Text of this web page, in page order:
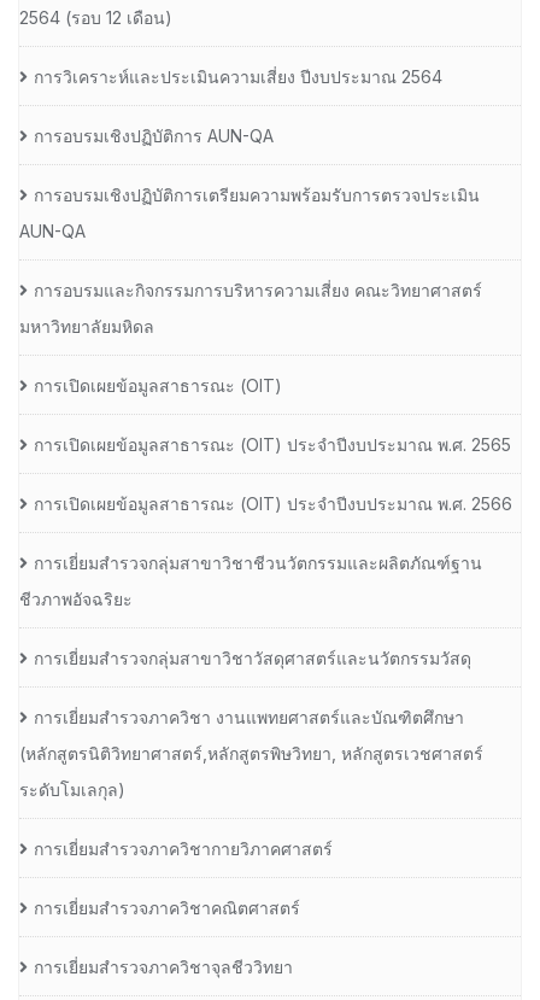
2564 (รอบ 12 เดือน)
การวิเคราะห์และประเมินความเสี่ยง ปีงบประมาณ 2564
การอบรมเชิงปฏิบัติการ AUN-QA
การอบรมเชิงปฏิบัติการเตรียมความพร้อมรับการตรวจประเมิน
AUN-QA
การอบรมและกิจกรรมการบริหารความเสี่ยง คณะวิทยาศาสตร์
มหาวิทยาลัยมหิดล
การเปิดเผยข้อมูลสาธารณะ (OIT)
การเปิดเผยข้อมูลสาธารณะ (OIT) ประจำปีงบประมาณ พ.ศ. 2565
การเปิดเผยข้อมูลสาธารณะ (OIT) ประจำปีงบประมาณ พ.ศ. 2566
การเยี่ยมสำรวจกลุ่มสาขาวิชาชีวนวัตกรรมและผลิตภัณฑ์ฐาน
ชีวภาพอัจฉริยะ
การเยี่ยมสำรวจกลุ่มสาขาวิชาวัสดุศาสตร์และนวัตกรรมวัสดุ
การเยี่ยมสำรวจภาควิชา งานแพทยศาสตร์และบัณฑิตศึกษา
(หลักสูตรนิติวิทยาศาสตร์,หลักสูตรพิษวิทยา, หลักสูตรเวชศาสตร์
ระดับโมเลกุล)
การเยี่ยมสำรวจภาควิชากายวิภาคศาสตร์
การเยี่ยมสำรวจภาควิชาคณิตศาสตร์
การเยี่ยมสำรวจภาควิชาจุลชีววิทยา